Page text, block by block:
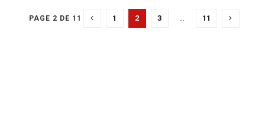
PAGE 2 DE 11 1 2 3 … 11